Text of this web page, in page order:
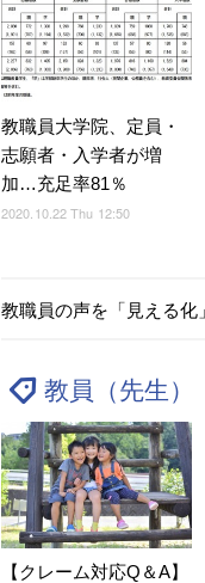
教職員大学院、定員・
志願者・入学者が増
加…充足率81％
2020.10.22 Thu 12:50
教職員の声を「見える化
教員（先生）
【クレーム対応Q＆A】